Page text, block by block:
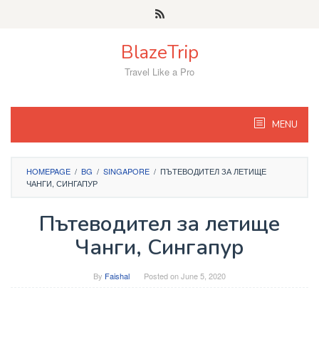
BlazeTrip
Travel Like a Pro
MENU
HOMEPAGE / BG / SINGAPORE / ПЪТЕВОДИТЕЛ ЗА ЛЕТИЩЕ
ЧАНГИ, СИНГАПУР
Пътеводител за летище
Чанги, Сингапур
By Faishal Posted onJune 5, 2020